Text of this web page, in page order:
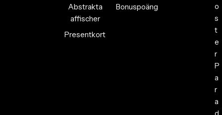
Abstrakta
affischer
Presentkort
Bonuspoäng
o
s
t
e
r
P
a
r
a